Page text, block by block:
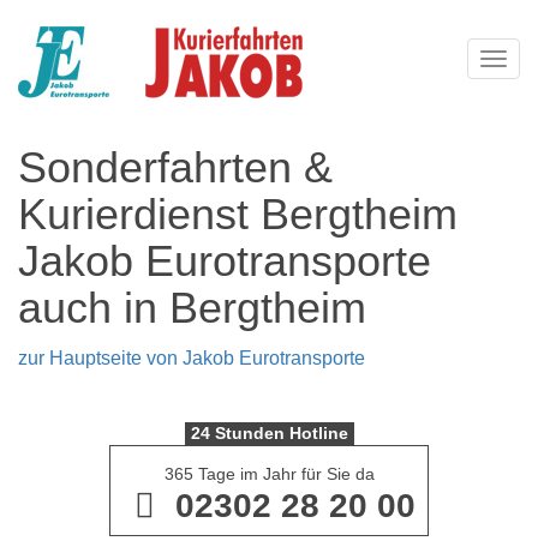
Sonderfahrten &
Kurierdienst Bergtheim
Jakob Eurotransporte
auch in Bergtheim
zur Hauptseite von Jakob Eurotransporte
24 Stunden Hotline
365 Tage im Jahr für Sie da
02302 28 20 00